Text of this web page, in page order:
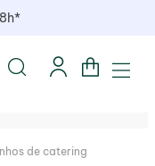
de catering